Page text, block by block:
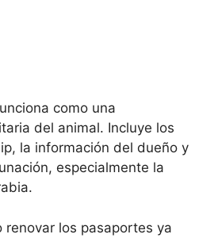
como una
del animal. Incluye los
la información del dueño y
especialmente la
renovar los pasaportes ya